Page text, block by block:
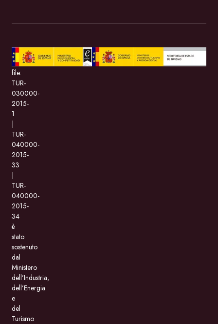
BeMate.com
con
file:
TUR-
030000-
2015-
1
|
TUR-
040000-
2015-
33
|
TUR-
040000-
2015-
34
è
stato
sostenuto
dal
Ministero
dell’Industria,
dell’Energia
e
del
Turismo